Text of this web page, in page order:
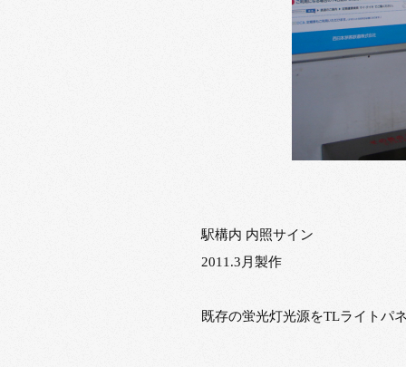
駅構内 内照サイン
2011.3月製作
既存の蛍光灯光源をTLライトパ